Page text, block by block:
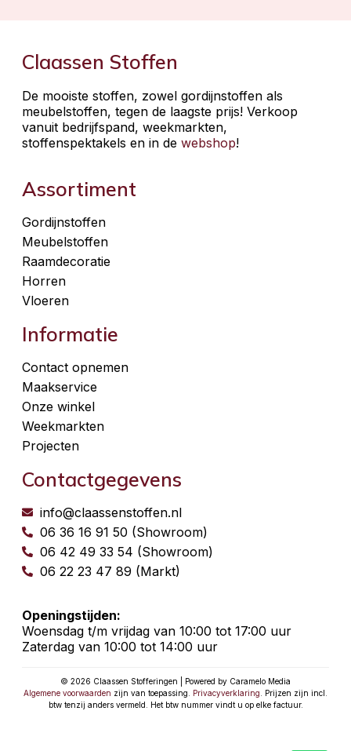
Claassen Stoffen
De mooiste stoffen, zowel gordijnstoffen als
meubelstoffen, tegen de laagste prijs! Verkoop
vanuit bedrijfspand, weekmarkten,
stoffenspektakels en in de webshop!
Assortiment
Gordijnstoffen
Meubelstoffen
Raamdecoratie
Horren
Vloeren
Informatie
Contact opnemen
Maakservice
Onze winkel
Weekmarkten
Projecten
Contactgegevens
info@claassenstoffen.nl
06 36 16 91 50 (Showroom)
06 42 49 33 54 (Showroom)
06 22 23 47 89 (Markt)
Openingstijden:
Woensdag t/m vrijdag van 10:00 tot 17:00 uur
Zaterdag van 10:00 tot 14:00 uur
© 2026 Claassen Stofferingen | Powered by Caramelo Media
Algemene voorwaarden zijn van toepassing. Privacyverklaring . Prijzen zijn incl.
btw tenzij anders vermeld. Het btw nummer vindt u op elke factuur.